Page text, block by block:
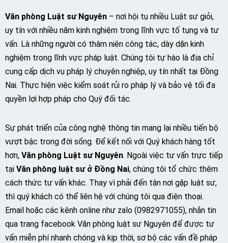
Văn phòng Luật sư Nguyên – nơi hội tụ nhiều Luật sư giỏi,
uy tín với nhiều năm kinh nghiệm trong lĩnh vực tố tụng và tư
vấn. Là những người có thâm niên công tác, dày dặn kinh
nghiệm trong lĩnh vực pháp luật. Chúng tôi tự hào là địa chỉ
cung cấp dịch vụ pháp lý chuyên nghiệp, uy tín nhất tại Đồng
Nai. Thực hiện việc kiểm soát rủi ro pháp lý và bảo vệ tối đa
quyền lợi hợp pháp cho Quý đối tác.
Sự phát triển của công nghệ thông tin mang lại nhiều tiến bộ
vượt bậc trong đời sống. Để kết nối với Quý khách hàng tốt
hơn, Văn phòng Luật sư Nguyên. Ngoài việc tư vấn trực tiếp
tại Văn phòng luật sư ở Đồng Nai, chúng tôi tổ chức thêm
cách thức tư vấn khác. Thay vì phải đến tận nơi gặp luật sư,
thì quý khách có thể liên hệ với chúng tôi qua điện thoại.
Email hoặc các kênh online như zalo (0982971055), nhắn tin
qua trang facebook Văn phòng luật sư Nguyên để được tư
vấn miễn phí nhanh chóng và kịp thời, sơ bộ các vấn đề pháp